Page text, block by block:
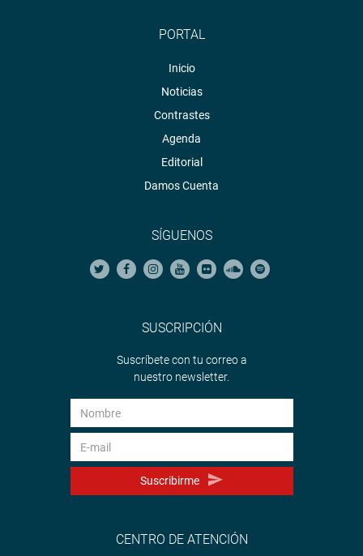
PORTAL
Inicio
Noticias
Contrastes
Agenda
Editorial
Damos Cuenta
SÍGUENOS
SUSCRIPCIÓN
Suscríbete con tu correo a
nuestro newsletter.
Suscribirme
CENTRO DE ATENCIÓN